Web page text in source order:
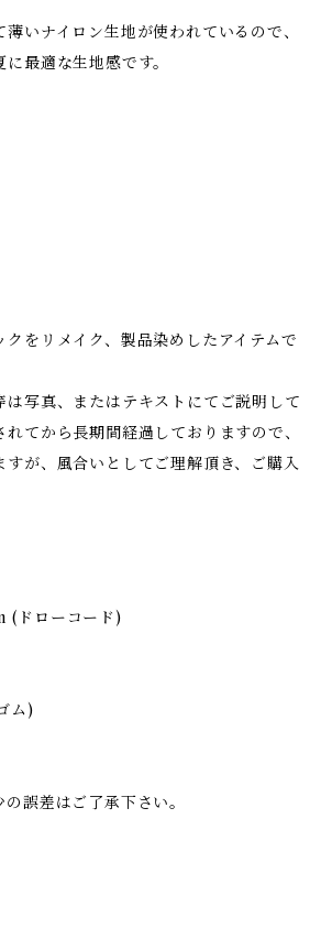
いナイロン生地が使われているので、
最適な生地感です。
クをリメイク、製品染めしたアイテムで
は写真、またはテキストにてご説明して
てから長期間経過しておりますので、
すが、風合いとしてご理解頂き、ご購入
(ドローコード)
ム)
誤差はご了承下さい。